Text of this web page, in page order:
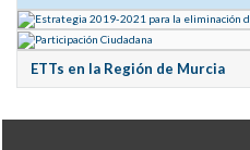
ETTs en la Región de Murcia